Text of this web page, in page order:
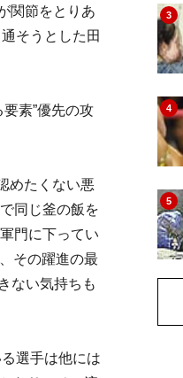
関節をとりあ
そうとした田
素”優先の攻
めたくない悪
同じ釜の飯を
門に下ってい
その躍進の最
ない気持ちも
選手は他には
3
4
5